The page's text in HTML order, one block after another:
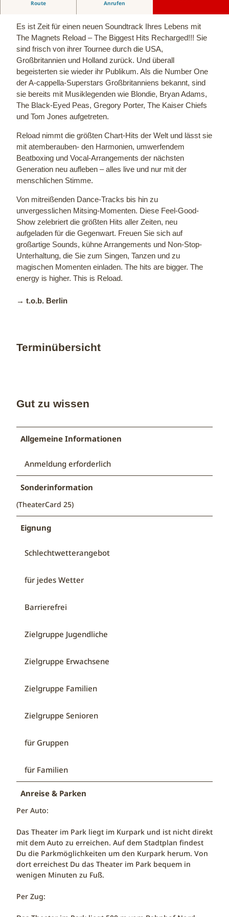
Route Anrufen
Englands Nr. 1-A-Cappella-Band
Es ist Zeit für einen neuen Soundtrack Ihres Lebens mit
The Magnets Reload – The Biggest Hits Recharged!!! Sie
sind frisch von ihrer Tournee durch die USA,
Großbritannien und Holland zurück. Und überall
begeisterten sie wieder ihr Publikum. Als die Number One
der A-cappella-Superstars Großbritanniens bekannt, sind
sie bereits mit Musiklegenden wie Blondie, Bryan Adams,
The Black-Eyed Peas, Gregory Porter, The Kaiser Chiefs
und Tom Jones aufgetreten.
Reload nimmt die größten Chart-Hits der Welt und lässt sie
mit atemberauben- den Harmonien, umwerfendem
Beatboxing und Vocal-Arrangements der nächsten
Generation neu aufleben – alles live und nur mit der
menschlichen Stimme.
Von mitreißenden Dance-Tracks bis hin zu
unvergesslichen Mitsing-Momenten. Diese Feel-Good-
Show zelebriert die größten Hits aller Zeiten, neu
aufgeladen für die Gegenwart. Freuen Sie sich auf
großartige Sounds, kühne Arrangements und Non-Stop-
Unterhaltung, die Sie zum Singen, Tanzen und zu
magischen Momenten einladen. The hits are bigger. The
energy is higher. This is Reload.
→ t.o.b. Berlin
Terminübersicht
Gut zu wissen
Allgemeine Informationen
Anmeldung erforderlich
Sonderinformation
(TheaterCard 25)
Eignung
Schlechtwetterangebot
für jedes Wetter
Barrierefrei
Zielgruppe Jugendliche
Zielgruppe Erwachsene
Zielgruppe Familien
Zielgruppe Senioren
für Gruppen
für Familien
Anreise & Parken
Per Auto:
Das Theater im Park liegt im Kurpark und ist nicht direkt
mit dem Auto zu erreichen. Auf dem Stadtplan findest
Du die Parkmöglichkeiten um den Kurpark herum. Von
dort erreichest Du das Theater im Park bequem in
wenigen Minuten zu Fuß.
Per Zug: